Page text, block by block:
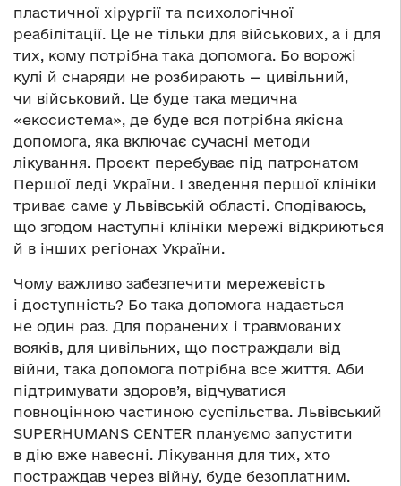
пластичної хірургії та психологічної
реабілітації. Це не тільки для військових, а і для
тих, кому потрібна така допомога. Бо ворожі
кулі й снаряди не розбирають — цивільний,
чи військовий. Це буде така медична
«екосистема», де буде вся потрібна якісна
допомога, яка включає сучасні методи
лікування. Проєкт перебуває під патронатом
Першої леді України. І зведення першої клініки
триває саме у Львівській області. Сподіваюсь,
що згодом наступні клініки мережі відкриються
й в інших регіонах України.
Чому важливо забезпечити мережевість
і доступність? Бо така допомога надається
не один раз. Для поранених і травмованих
вояків, для цивільних, що постраждали від
війни, така допомога потрібна все життя. Аби
підтримувати здоров’я, відчуватися
повноцінною частиною суспільства. Львівський
SUPERHUMANS CENTER плануємо запустити
в дію вже навесні. Лікування для тих, хто
постраждав через війну, буде безоплатним.